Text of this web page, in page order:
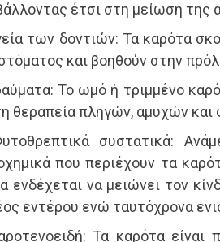
έτσι στη μείωση της
των δοντιών: Τα καρότα
και βοηθούν στην
Το ωμό ή τριμμένο
θεραπεία πληγών, αμυχών
συστατικά:
που περιέχουν τα
ενδέχεται να μειώνει τον
εντέρου ενώ ταυτόχρονα
Τα καρότα είναι